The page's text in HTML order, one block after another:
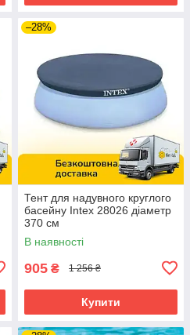
–28%
Тент для надувного круглого
басейну Intex 28026 діаметр
370 см
В наявності
905 ₴ 1 256 ₴
Купити